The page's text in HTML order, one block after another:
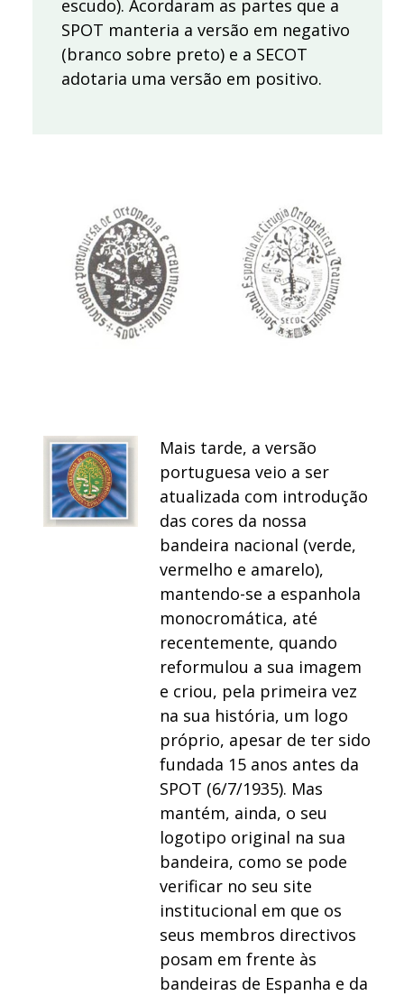
escudo). Acordaram as partes que a
SPOT manteria a versão em negativo
(branco sobre preto) e a SECOT
adotaria uma versão em positivo.
Mais tarde, a versão
portuguesa veio a ser
atualizada com introdução
das cores da nossa
bandeira nacional (verde,
vermelho e amarelo),
mantendo-se a espanhola
monocromática, até
recentemente, quando
reformulou a sua imagem
e criou, pela primeira vez
na sua história, um logo
próprio, apesar de ter sido
fundada 15 anos antes da
SPOT (6/7/1935). Mas
mantém, ainda, o seu
logotipo original na sua
bandeira, como se pode
verificar no seu site
institucional em que os
seus membros directivos
posam em frente às
bandeiras de Espanha e da